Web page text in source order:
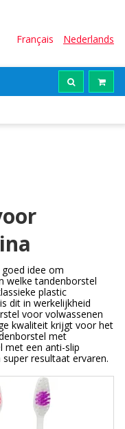
Français Nederlands
idee om
welke tandenborstel
plastic
dit in werkelijkheid
voor volwassenen
kwaliteit krijgt voor het
met
met een anti-slip
resultaat ervaren.